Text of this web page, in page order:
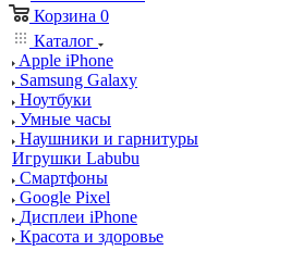
Корзина 0
Каталог
Apple iPhone
Samsung Galaxy
Ноутбуки
Умные часы
Наушники и гарнитуры
Игрушки Labubu
Смартфоны
Google Pixel
Дисплеи iPhone
Красота и здоровье